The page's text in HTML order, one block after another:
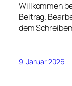
Willkommen
Beitrag.
dem
9. Januar 2026